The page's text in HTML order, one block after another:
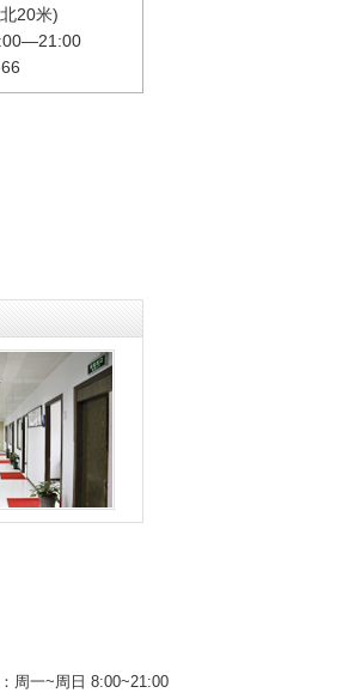
20米)
周一~周日 8:00~21:00